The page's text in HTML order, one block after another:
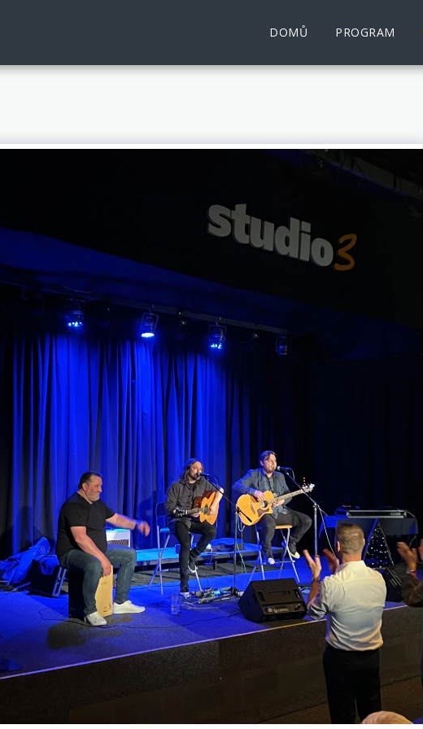
DOMŮ PROGRAM